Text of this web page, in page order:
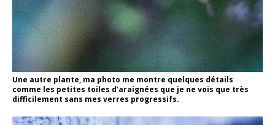
Une autre plante, ma photo me montre quelques détails
comme les petites toiles d’araignées que je ne vois que très
difficilement sans mes verres progressifs.